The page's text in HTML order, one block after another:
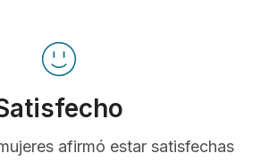
afirmó estar satisfechas